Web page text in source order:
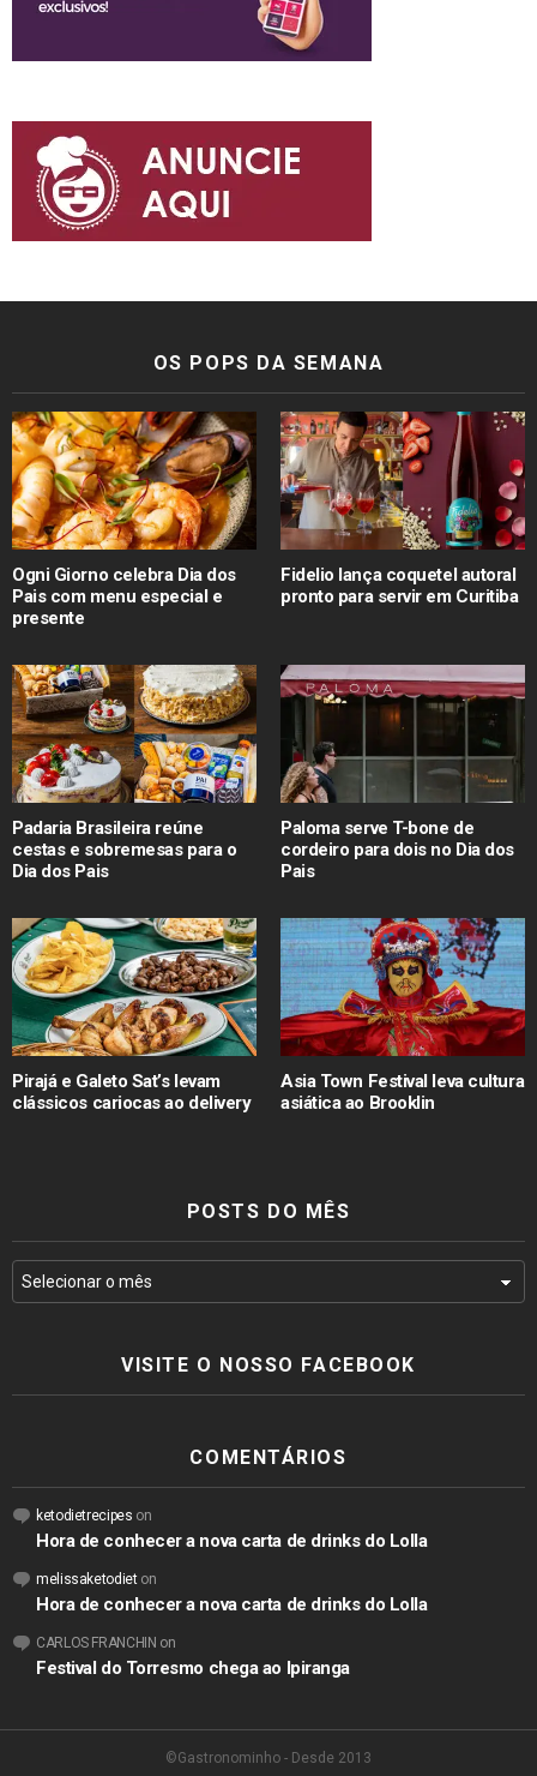
OS POPS DA SEMANA
Ogni Giorno celebra Dia dos
Pais com menu especial e
presente
Fidelio lança coquetel autoral
pronto para servir em Curitiba
Padaria Brasileira reúne
cestas e sobremesas para o
Dia dos Pais
Paloma serve T-bone de
cordeiro para dois no Dia dos
Pais
Pirajá e Galeto Sat’s levam
clássicos cariocas ao delivery
Asia Town Festival leva cultura
asiática ao Brooklin
POSTS DO MÊS
VISITE O NOSSO FACEBOOK
COMENTÁRIOS
ketodietrecipes on
Hora de conhecer a nova carta de drinks do Lolla
melissaketodieton
Hora de conhecer a nova carta de drinks do Lolla
CARLOS FRANCHIN on
Festival do Torresmo chega ao Ipiranga
©Gastronominho - Desde 2013